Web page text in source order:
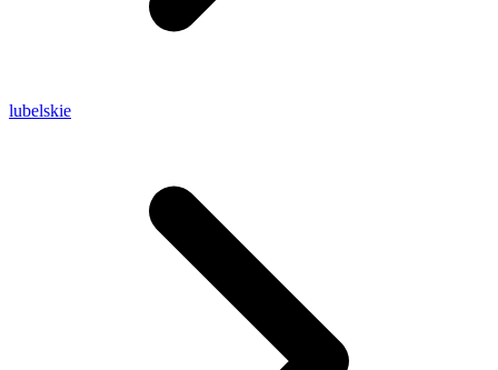
lubelskie